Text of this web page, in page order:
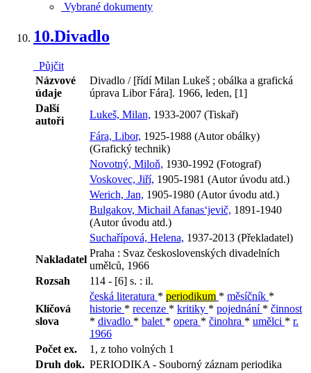
Vybrané dokumenty
10.Divadlo
Půjčit
Názvové
údaje
Divadlo / [řídí Milan Lukeš ; obálka a grafická
úprava Libor Fára]. 1966, leden, [1]
Další
autoři
Lukeš, Milan, 1933-2007 (Tiskař)
Fára, Libor, 1925-1988 (Autor obálky)
(Grafický technik)
Novotný, Miloň, 1930-1992 (Fotograf)
Voskovec, Jiří, 1905-1981 (Autor úvodu atd.)
Werich, Jan, 1905-1980 (Autor úvodu atd.)
Bulgakov, Michail Afanas‘jevič, 1891-1940
(Autor úvodu atd.)
Suchařípová, Helena, 1937-2013 (Překladatel)
Nakladatel
Praha : Svaz československých divadelních
umělců, 1966
Rozsah
114 - [6] s. : il.
Klíčová
slova
česká literatura * periodikum * měsíčník *
historie * recenze * kritiky * pojednání * činnost
* divadlo * balet * opera * činohra * umělci * r.
1966
Počet ex.
1, z toho volných 1
Druh dok. PERIODIKA - Souborný záznam periodika